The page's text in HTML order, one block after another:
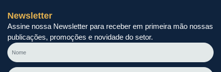
Newsletter
Assine nossa Newsletter para receber em primeira mão nossas
publicações, promoções e novidade do setor.
Nome